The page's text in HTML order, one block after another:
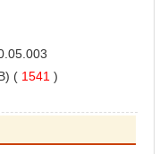
( 1541 )